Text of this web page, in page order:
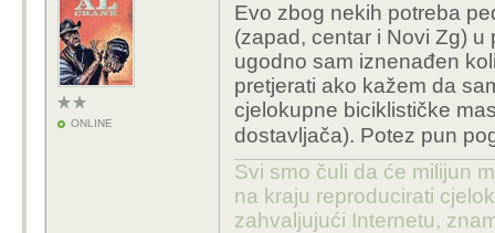
ONLINE
Evo zbog nekih potreba
(zapad, centar i Novi Zg) u
ugodno sam iznenađen
pretjerati ako kažem da
cjelokupne biciklističke
dostavljača). Potez pun
Svi smo čuli da će milijun
na kraju reproducirati
zahvaljujući Internetu,